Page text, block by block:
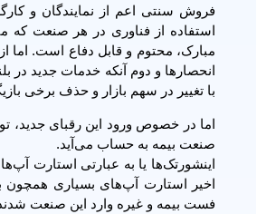
فروش سنتی اعم از نمایندگان و
استفاده از فناوری در هر صنعت که
انحصارها و دوم آنکه خدمات جدید در
با تغییر در سهم بازار و حذف برخی
اما در خصوص ورود این رقبای جدید،
صنعت بیمه به حساب می‌آید.
اخیر استارت آپ‌های بسیاری همچون
فست بیمه و غیره وارد این صنعت شدند